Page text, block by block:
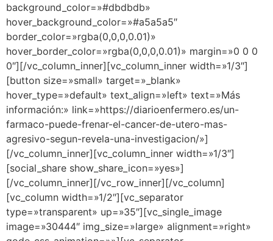
background_color=»#dbdbdb»
hover_background_color=»#a5a5a5″
border_color=»rgba(0,0,0,0.01)»
hover_border_color=»rgba(0,0,0,0.01)» margin=»0 0 0
0″][/vc_column_inner][vc_column_inner width=»1/3″]
[button size=»small» target=»_blank»
hover_type=»default» text_align=»left» text=»Más
información:» link=»https://diarioenfermero.es/un-
farmaco-puede-frenar-el-cancer-de-utero-mas-
agresivo-segun-revela-una-investigacion/»]
[/vc_column_inner][vc_column_inner width=»1/3″]
[social_share show_share_icon=»yes»]
[/vc_column_inner][/vc_row_inner][/vc_column]
[vc_column width=»1/2″][vc_separator
type=»transparent» up=»35″][vc_single_image
image=»30444″ img_size=»large» alignment=»right»